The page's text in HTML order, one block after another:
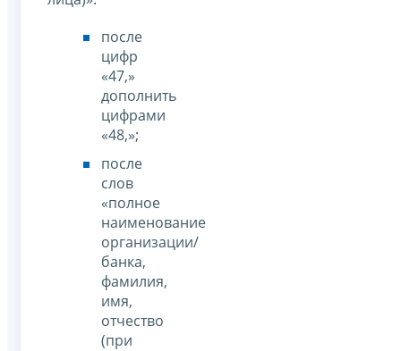
после
цифр
«47,»
дополнить
цифрами
«48,»;
после
слов
«полное
наименование
организации/
банка,
фамилия,
имя,
отчество
(при